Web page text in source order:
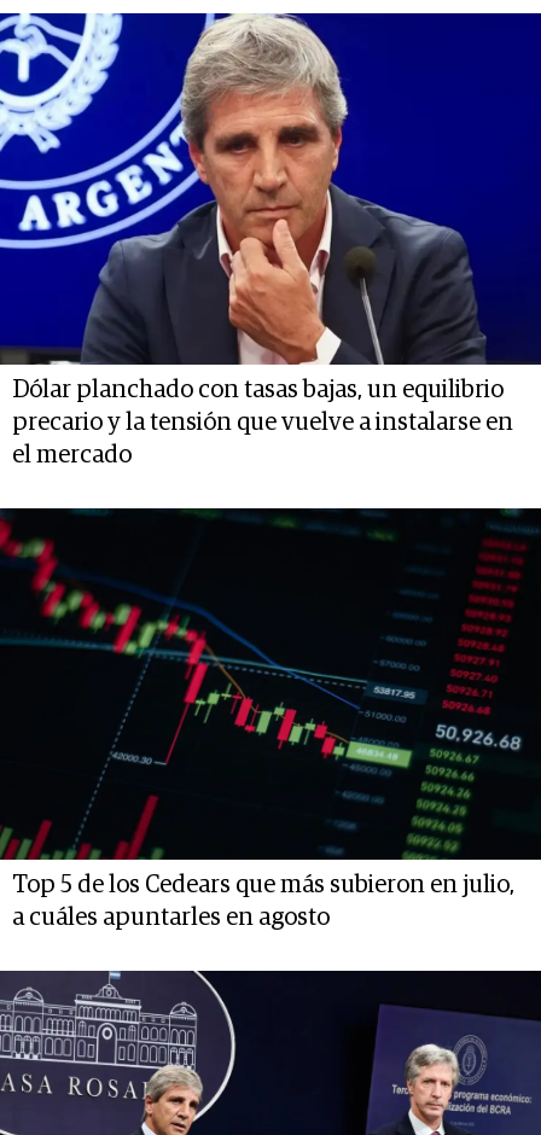
Dólar planchado con tasas bajas, un equilibrio
precario y la tensión que vuelve a instalarse en
el mercado
Top 5 de los Cedears que más subieron en julio,
a cuáles apuntarles en agosto